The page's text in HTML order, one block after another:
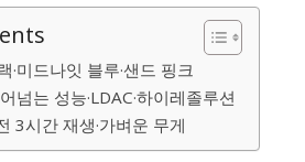
·미드나잇 블루·샌드 핑크
넘는 성능·LDAC·하이레졸루션
3시간 재생·가벼운 무게